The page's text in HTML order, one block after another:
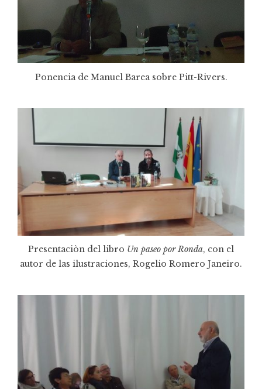
Ponencia de Manuel Barea sobre Pitt-Rivers.
Presentaciòn del libro Un paseo por Ronda, con el
autor de las ilustraciones, Rogelio Romero Janeiro.